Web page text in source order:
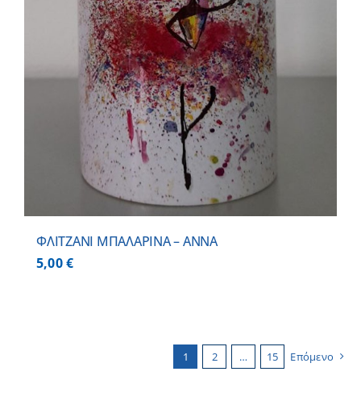
ΦΛΙΤΖΑΝΙ ΜΠΑΛΑΡΙΝΑ – ΑΝΝΑ
5,00€
1 2 … 15 Επόμενο